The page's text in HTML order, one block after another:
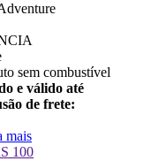
sem combustível
e válido até
de frete:
mais
100